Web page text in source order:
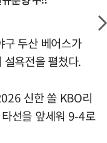
두산 베어스가
욕전을 펼쳤다.
신한 쏠 KBO리
선을 앞세워 9-4로